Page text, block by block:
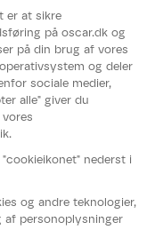
rapport